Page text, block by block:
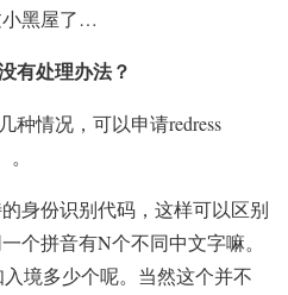
小黑屋了…
有处理办法？
种情况，可以申请redress
身份识别代码，这样可以区别
个拼音有N个不同中文字嘛。
境多少个呢。当然这个并不